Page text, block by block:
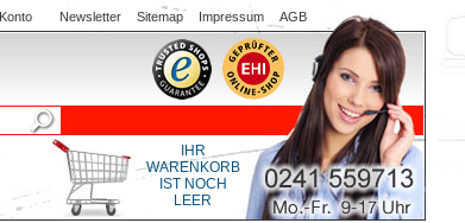
Newsletter Sitemap Impressum AGB
IHR
WARENKORB
IST NOCH
LEER